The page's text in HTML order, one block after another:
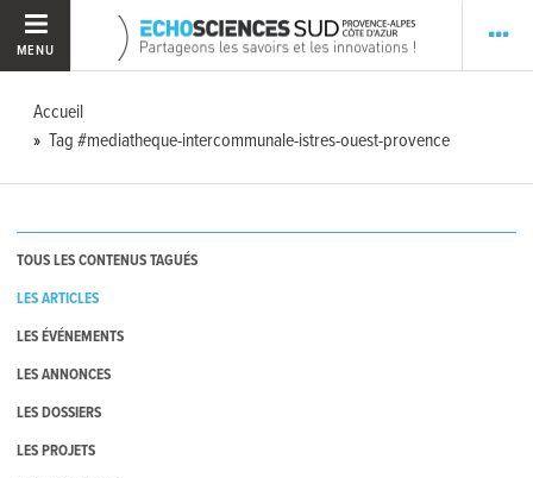
MENU
Accueil
Tag #mediatheque-intercommunale-istres-ouest-provence
TOUS LES CONTENUS TAGUÉS
LES ARTICLES
LES ÉVÉNEMENTS
LES ANNONCES
LES DOSSIERS
LES PROJETS